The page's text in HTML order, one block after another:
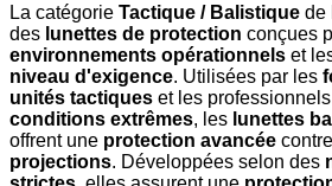
La catégorie Tactique / Balistique de
des lunettes de protection conçues
environnements opérationnels et
niveau d'exigence. Utilisées par les
unités tactiques et les
conditions extrêmes, les lunettes
offrent une protection avancée
projections. Développées selon des